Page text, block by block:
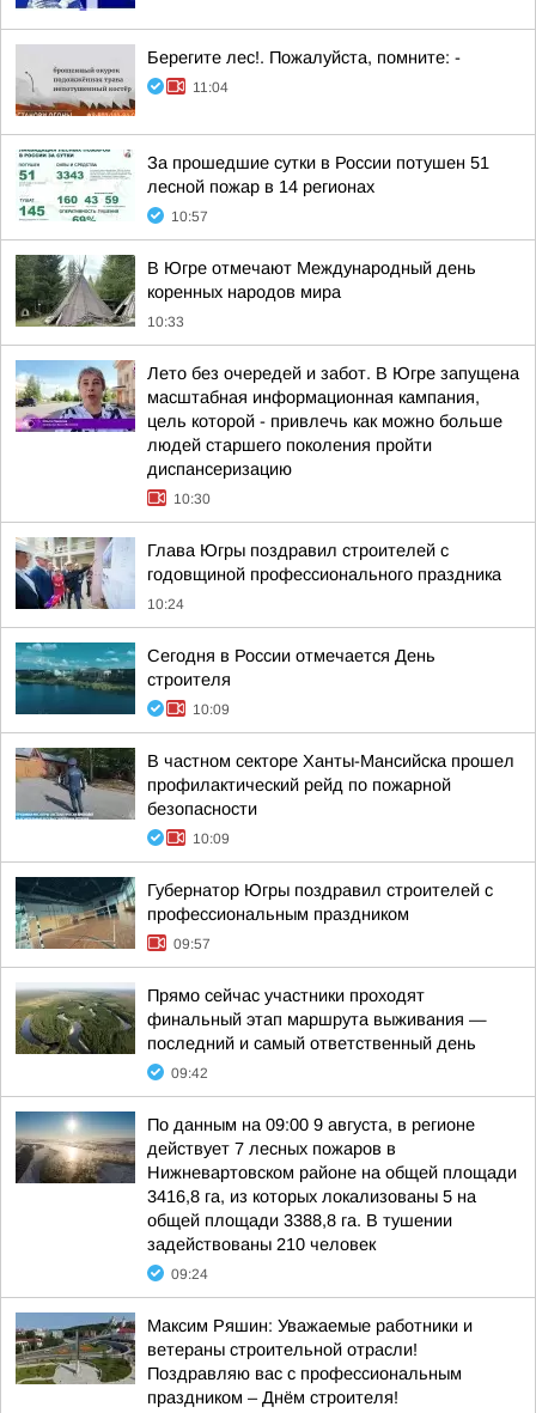
Берегите лес!. Пожалуйста, помните: -
11:04
За прошедшие сутки в России потушен 51
лесной пожар в 14 регионах
10:57
В Югре отмечают Международный день
коренных народов мира
10:33
Лето без очередей и забот. В Югре запущена
масштабная информационная кампания,
цель которой - привлечь как можно больше
людей старшего поколения пройти
диспансеризацию
10:30
Глава Югры поздравил строителей с
годовщиной профессионального праздника
10:24
Сегодня в России отмечается День
строителя
10:09
В частном секторе Ханты-Мансийска прошел
профилактический рейд по пожарной
безопасности
10:09
Губернатор Югры поздравил строителей с
профессиональным праздником
09:57
Прямо сейчас участники проходят
финальный этап маршрута выживания —
последний и самый ответственный день
09:42
По данным на 09:00 9 августа, в регионе
действует 7 лесных пожаров в
Нижневартовском районе на общей площади
3416,8 га, из которых локализованы 5 на
общей площади 3388,8 га. В тушении
задействованы 210 человек
09:24
Максим Ряшин: Уважаемые работники и
ветераны строительной отрасли!
Поздравляю вас с профессиональным
праздником – Днём строителя!